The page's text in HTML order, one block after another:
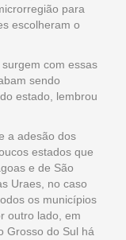
para
escolheram o
com essas
sendo
estado, lembrou
a adesão dos
estados que
e de São
Uraes, no caso
os municípios
outro lado, em
Grosso do Sul há